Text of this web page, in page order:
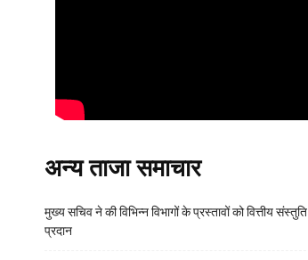
अन्य ताजा समाचार
मुख्य सचिव ने की विभिन्न विभागों के प्रस्तावों को वित्तीय संस्तुति
प्रदान